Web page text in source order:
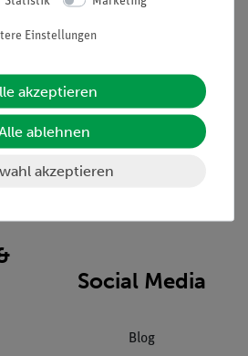
Beratung & Showroom
Inventarisierungs- &
Inbetriebnahme & Schulungen
Kundendienst
Social Media
Blog
Einstellungen
akzeptieren
ablehnen
akzeptieren